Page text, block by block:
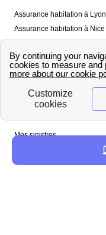
Assurance habitation à Lyon
Assurance habitation à Nice
À propos
Qui sommes-nous ?
Mes sinistres